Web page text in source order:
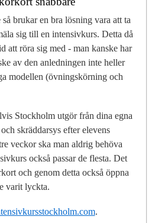
brukar en bra lösning vara att ta
sig till en intensivkurs. Detta då
att röra sig med - man kanske har
av den anledningen inte heller
modellen (övningskörning och
Stockholm utgör från dina egna
skräddarsys efter elevens
veckor ska man aldrig behöva
också passar de flesta. Det
och genom detta också öppna
varit lyckta.
.